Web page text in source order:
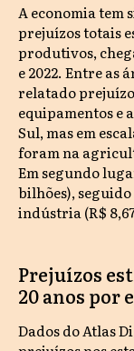
A economia tem
prejuízos totais
produtivos,
e 2022. Entre as
relatado
equipamentos e
Sul, mas em
foram na
Em segundo
bilhões),
indústria (R$
Prejuízos
20 anos por
Dados do Atlas